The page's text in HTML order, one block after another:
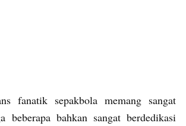
fanatik sepakbola memang sangat
beberapa bahkan sangat berdedikasi